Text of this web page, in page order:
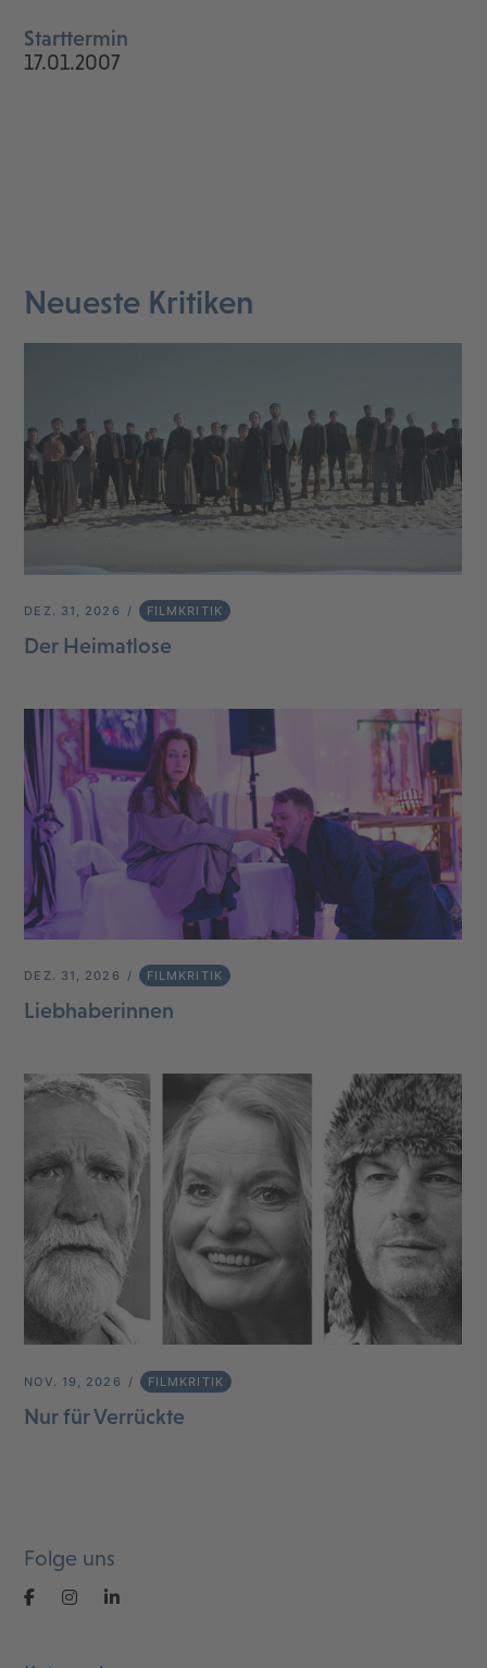
Starttermin
17.01.2007
Neueste Kritiken
DEZ. 31, 2026 FILMKRITIK
Der Heimatlose
DEZ. 31, 2026 FILMKRITIK
Liebhaberinnen
NOV. 19, 2026 FILMKRITIK
Nur für Verrückte
Folge uns